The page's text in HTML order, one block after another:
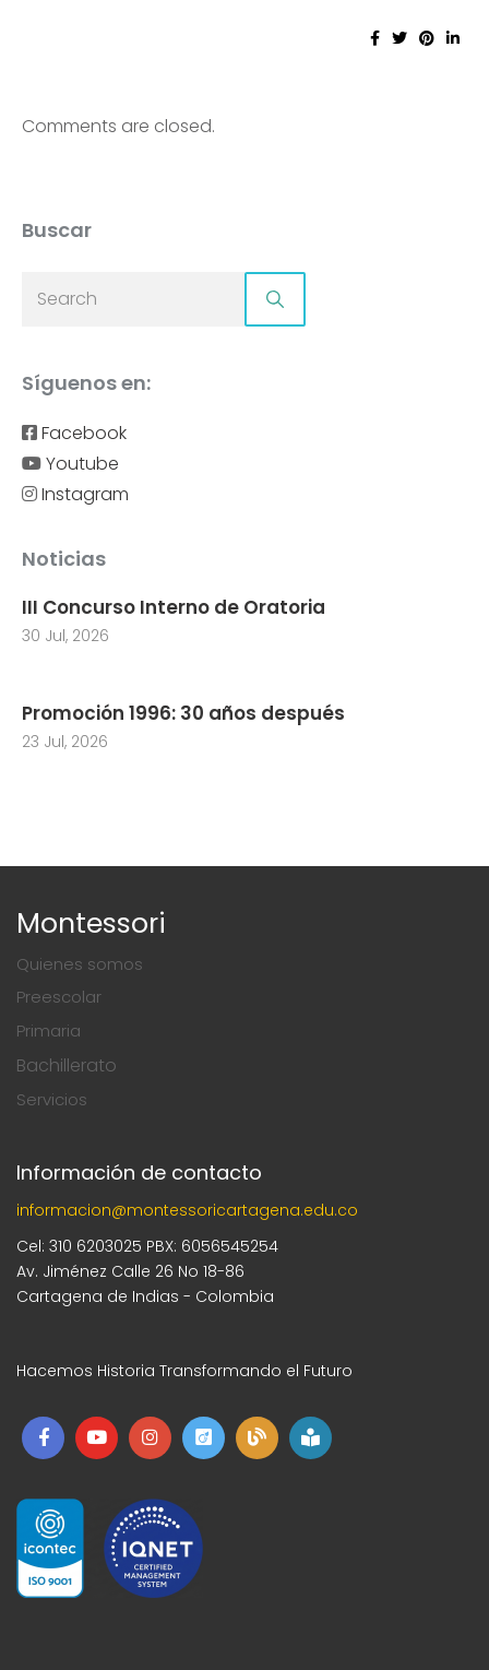
Comments are closed.
Buscar
Síguenos en:
Facebook
Youtube
Instagram
Noticias
III Concurso Interno de Oratoria
30 Jul, 2026
Promoción 1996: 30 años después
23 Jul, 2026
Montessori
Quienes somos
Preescolar
Primaria
Bachillerato
Servicios
Información de contacto
informacion@montessoricartagena.edu.co
Cel: 310 6203025 PBX: 6056545254
Av. Jiménez Calle 26 No 18-86
Cartagena de Indias - Colombia
Hacemos Historia Transformando el Futuro